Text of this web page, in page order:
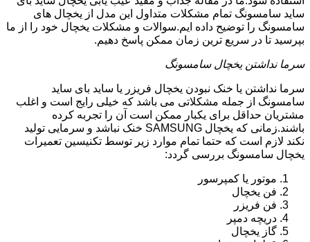
ساید سامسونگ تمام مشکلات متداول این مدل از یخچال های
سامسونگ را توضیح داده ایم.سوالات و مشکلات یخچال خود را از ما
بپرسید تا در سریع ترین زمان ممکن پاسخ دهیم.
سرما نداشتن یخچال سامسونگ
سرما نداشتن یا خنک نبودن یخچال فریزر یا ساید بای ساید
سامسونگ از جمله مشکلاتی می باشد که خیلی رایج است و اغلب
مشتریان حداقل برای یکبار ممکن است آن را تجربه کرده
باشند.زمانی که یخچال SAMSUNG خنک نباشد و سرمایی تولید
نکند لازم است که حتما تمام موارد زیر توسط تکنیسین تعمیرات
یخچال سامسونگ بررسی گردد:
موتور یا کمپرسور
فن یخچال
فن فریزر
دریچه دمپر
گاز یخچال